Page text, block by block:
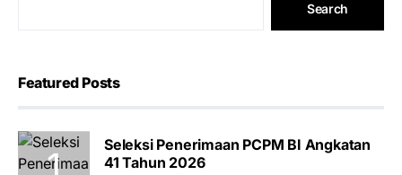
Search
Featured Posts
Seleksi Penerimaan PCPM BI Angkatan
41 Tahun 2026